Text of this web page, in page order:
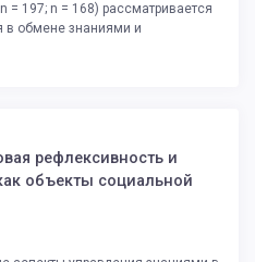
= 197; n = 168) рассматривается
в обмене знаниями и
рефлексивность и
объекты социальной